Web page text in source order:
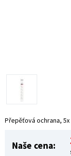
Přepěťová ochrana,
Naše cena: